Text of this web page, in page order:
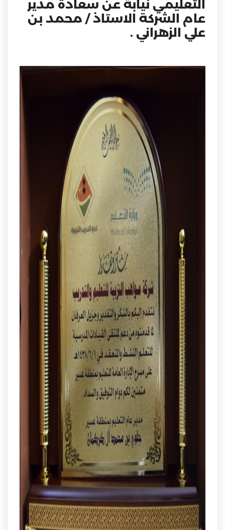
التعليمي نيابة عن سعادة مدير
عام الشركة الاستاذ / محمد بن
علي الزهراني .